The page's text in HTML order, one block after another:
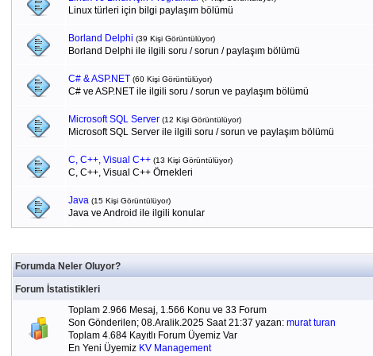
Linux türleri için bilgi paylaşım bölümü
Borland Delphi (39 Kişi Görüntülüyor)
Borland Delphi ile ilgili soru / sorun / paylaşım bölümü
C# & ASP.NET (60 Kişi Görüntülüyor)
C# ve ASP.NET ile ilgili soru / sorun ve paylaşım bölümü
Microsoft SQL Server (12 Kişi Görüntülüyor)
Microsoft SQL Server ile ilgili soru / sorun ve paylaşım bölümü
C, C++, Visual C++ (13 Kişi Görüntülüyor)
C, C++, Visual C++ Örnekleri
Java (15 Kişi Görüntülüyor)
Java ve Android ile ilgili konular
Forumda Neler Oluyor?
Forum İstatistikleri
Toplam 2.966 Mesaj, 1.566 Konu ve 33 Forum
Son Gönderilen; 08.Aralik.2025 Saat 21:37 yazan: murat turan
Toplam 4.684 Kayıtlı Forum Üyemiz Var
En Yeni Üyemiz KV Management